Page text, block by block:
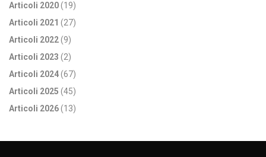
Articoli 2020(19)
Articoli 2021 (27)
Articoli 2022(9)
Articoli 2023 (2)
Articoli 2024(67)
Articoli 2025 (45)
Articoli 2026(13)